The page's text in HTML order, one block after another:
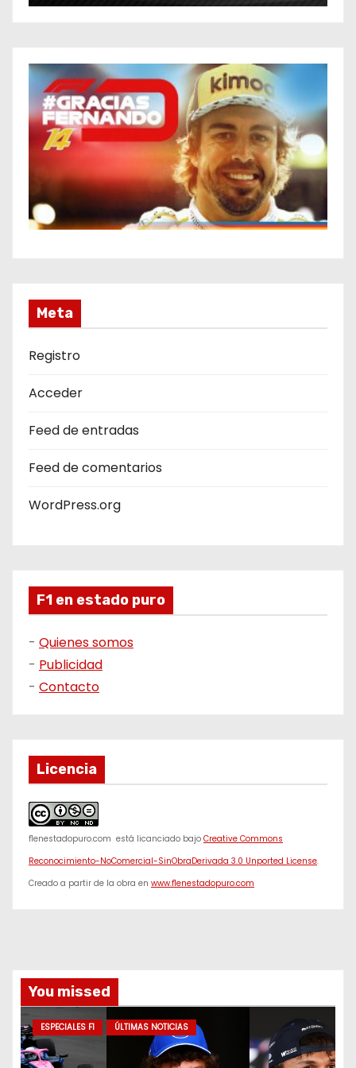
Meta
Registro
Acceder
Feed de entradas
Feed de comentarios
WordPress.org
F1 en estado puro
- Quienes somos
- Publicidad
- Contacto
Licencia
f1enestadopuro.com está licanciado bajo Creative Commons
Reconocimiento-NoComercial-SinObraDerivada 3.0 Unported License.
Creado a partir de la obra en www.f1enestadopuro.com
You missed
ESPECIALES F1 ÚLTIMAS NOTICIAS